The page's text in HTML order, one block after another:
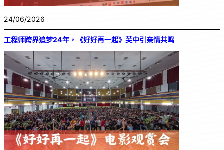
24/06/2026
工程师跨界追梦24年，《好好再一起》芙中引亲情共鸣